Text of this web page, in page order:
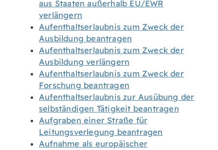
aus Staaten außerhalb EU/EWR
verlängern
Aufenthaltserlaubnis zum Zweck der
Ausbildung beantragen
Aufenthaltserlaubnis zum Zweck der
Ausbildung verlängern
Aufenthaltserlaubnis zum Zweck der
Forschung beantragen
Aufenthaltserlaubnis zur Ausübung der
selbständigen Tätigkeit beantragen
Aufgraben einer Straße für
Leitungsverlegung beantragen
Aufnahme als europäischer